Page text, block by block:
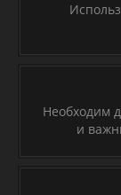
Необходим
и